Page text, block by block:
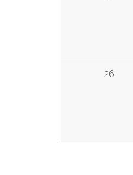
26